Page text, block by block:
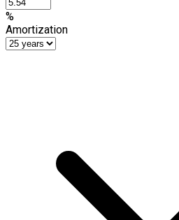
%
Amortization